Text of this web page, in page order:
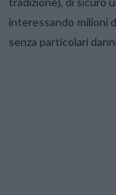
interessando milioni
senza particolari